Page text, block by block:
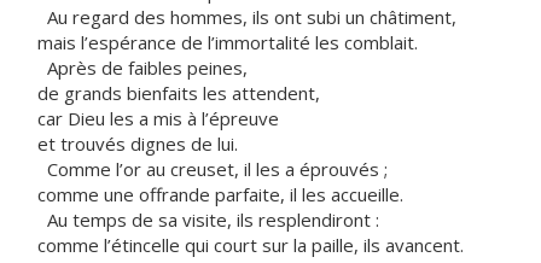
Au regard des hommes, ils ont subi un châtiment,
mais l’espérance de l’immortalité les comblait.
Après de faibles peines,
de grands bienfaits les attendent,
car Dieu les a mis à l’épreuve
et trouvés dignes de lui.
Comme l’or au creuset, il les a éprouvés ;
comme une offrande parfaite, il les accueille.
Au temps de sa visite, ils resplendiront :
comme l’étincelle qui court sur la paille, ils avancent.